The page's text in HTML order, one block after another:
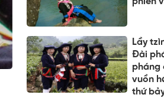
Lầy
Đài
pháng
vuồn
thứ